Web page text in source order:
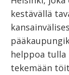
kestävällä
helppoa tulla
tekemään